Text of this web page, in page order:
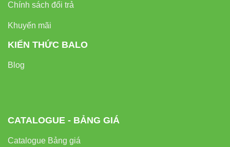
Chính sách đổi trả
Khuyến mãi
KIẾN THỨC BALO
Blog
CATALOGUE - BẢNG GIÁ
Catalogue Bảng giá